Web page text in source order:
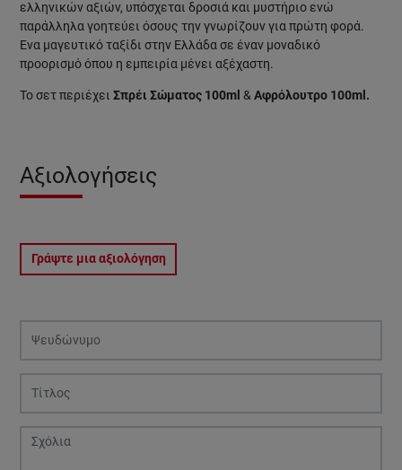
ελληνικών αξιών, υπόσχεται δροσιά και μυστήριο ενώ
παράλληλα γοητεύει όσους την γνωρίζουν για πρώτη φορά.
Ένα μαγευτικό ταξίδι στην Ελλάδα σε έναν μοναδικό
προορισμό όπου η εμπειρία μένει αξέχαστη.
Το σετ περιέχει Σπρέι Σώματος 100ml & Αφρόλουτρο 100ml.
Αξιολογήσεις
Γράψτε μια αξιολόγηση